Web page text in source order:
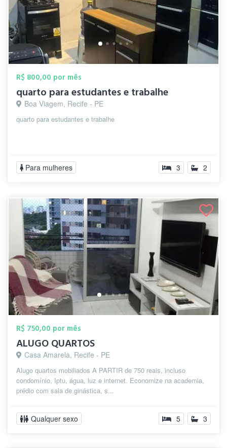
R$ 800,00 por mês
quarto para estudantes e trabalhe
Boa Viagem, Recife - PE
quarto para estudantes e trabalhe
Para mulheres 3 2
R$ 750,00 por mês
ALUGO QUARTOS
Casa Amarela, Recife - PE
Alugo quartos mobiliados A PARTIR de 750 reais, incluso
condomínio, Iptu, água, luz e internet. Economize na academia,
prédio com sala de ginástica, s...
Qualquer sexo 5 3